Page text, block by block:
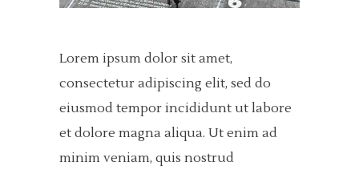
Lorem ipsum dolor sit amet,
consectetur adipiscing elit, sed do
eiusmod tempor incididunt ut labore
et dolore magna aliqua. Ut enim ad
minim veniam, quis nostrud